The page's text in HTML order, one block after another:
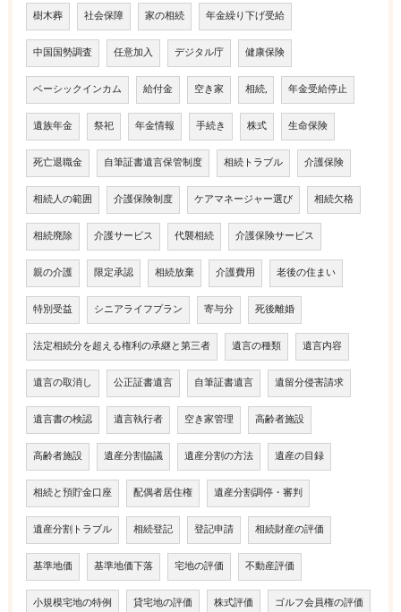
樹木葬 社会保障 家の相続 年金繰り下げ受給
中国国勢調査 任意加入 デジタル庁 健康保険
ベーシックインカム 給付金 空き家 相続, 年金受給停止
遺族年金 祭祀 年金情報 手続き 株式 生命保険
死亡退職金 自筆証書遺言保管制度 相続トラブル 介護保険
相続人の範囲 介護保険制度 ケアマネージャー選び 相続欠格
相続廃除 介護サービス 代襲相続 介護保険サービス
親の介護 限定承認 相続放棄 介護費用 老後の住まい
特別受益 シニアライフプラン 寄与分 死後離婚
法定相続分を超える権利の承継と第三者 遺言の種類 遺言内容
遺言の取消し 公正証書遺言 自筆証書遺言 遺留分侵害請求
遺言書の検認 遺言執行者 空き家管理 高齢者施設
高齢者施設 遺産分割協議 遺産分割の方法 遺産の目録
相続と預貯金口座 配偶者居住権 遺産分割調停・審判
遺産分割トラブル 相続登記 登記申請 相続財産の評価
基準地価 基準地価下落 宅地の評価 不動産評価
小規模宅地の特例 貸宅地の評価 株式評価 ゴルフ会員権の評価